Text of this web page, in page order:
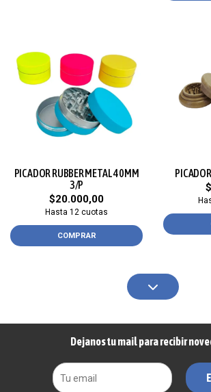
PICADOR RUBBER METAL 40MM
3/P
$20.000,00
Hasta 12 cuotas
COMPRAR
Dejanos tu mail para recibir